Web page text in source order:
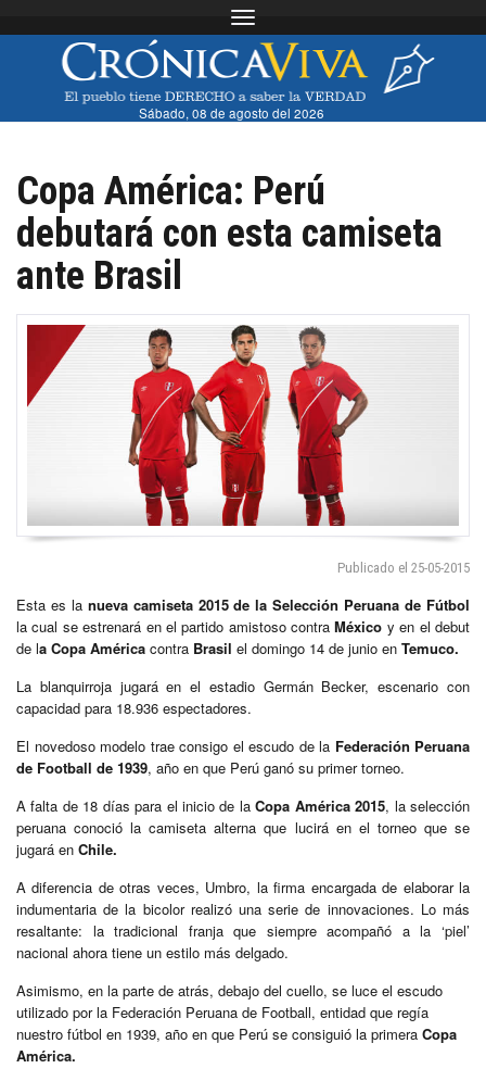
Toggle navigation
Sábado, 08 de agosto del 2026
Copa América: Perú
debutará con esta camiseta
ante Brasil
Publicado el 25-05-2015
Esta es lanueva camiseta 2015 de la Selección Peruana de Fútbol
la cual se estrenará en el partido amistoso contraMéxico y en el debut
de la Copa América contra Brasil el domingo 14 de junio en Temuco.
La blanquirroja jugará en el estadio Germán Becker, escenario con
capacidad para 18.936 espectadores.
El novedoso modelo trae consigo el escudo de la Federación Peruana
de Football de 1939, año en que Perú ganó su primer torneo.
A falta de 18 días para el inicio de laCopa América 2015, la selección
peruana conoció la camiseta alterna que lucirá en el torneo que se
jugará en Chile.
A diferencia de otras veces, Umbro, la firma encargada de elaborar la
indumentaria de la bicolor realizó una serie de innovaciones. Lo más
resaltante: la tradicional franja que siempre acompañó a la ‘piel’
nacional ahora tiene un estilo más delgado.
Asimismo, en la parte de atrás, debajo del cuello, se luce el escudo
utilizado por la Federación Peruana de Football, entidad que regía
nuestro fútbol en 1939, año en que Perú se consiguió la primera Copa
América.